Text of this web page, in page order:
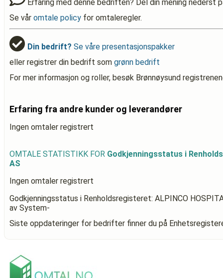
Erfaring med denne bedriften? Del din mening nederst
Se vår omtale policy for omtaleregler.
Din bedrift? Se våre presentasjonspakker
eller registrer din bedrift som grønn bedrift
For mer informasjon og roller, besøk Brønnøysund
Erfaring fra andre kunder og leverandører
Ingen omtaler registrert
OMTALE STATISTIKK FOR Godkjenningsstatus i
AS
Ingen omtaler registrert
Godkjenningsstatus i Renholdsregisteret: ALPINCO
av System-
Siste oppdateringer for bedrifter finner du på